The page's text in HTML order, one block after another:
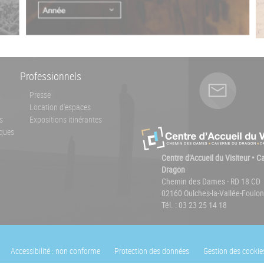
Professionnels
Presse
Location d'espaces
Expositions itinérantes
Centre d'Accueil du Visiteur •
Dragon
Chemin des Dames - RD 18 CD
02160 Oulches-la-Vallée-Foulon
Tél. : 03 23 25 14 18
Accessibilité : non conforme Protection des données Gestion des